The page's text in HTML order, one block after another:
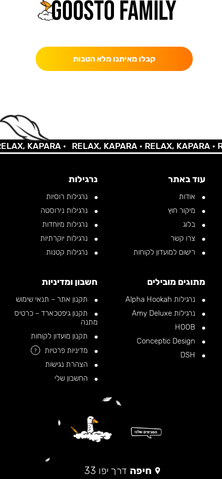
קבלו מאיתנו מלא הטבות
KAPARA • RELAX, KAPARA •RELAX, KAPARA •
עוד באתר
אודות
מיקור חוץ
בלוג
צרו קשר
רישום למועדון לקוחות
נרגילות
נרגילות רוסיות
נרגילות נירוסטה
נרגילות מיוחדות
נרגילות יוקרתיות
נרגילות קטנות
מתוגים מובילים
נרגילות Alpha Hookah
נרגילות Amy Deluxe
חשבון ומדיניות
תקנון אתר – תנאי שימוש
תקנון גיפטכארד – כרטיס
מתנה
תקנון מועדון לקוחות
מדיניות פרטיות
?
הצהרת נגישות
החשבון שלי
חיפה דרך יפו 33